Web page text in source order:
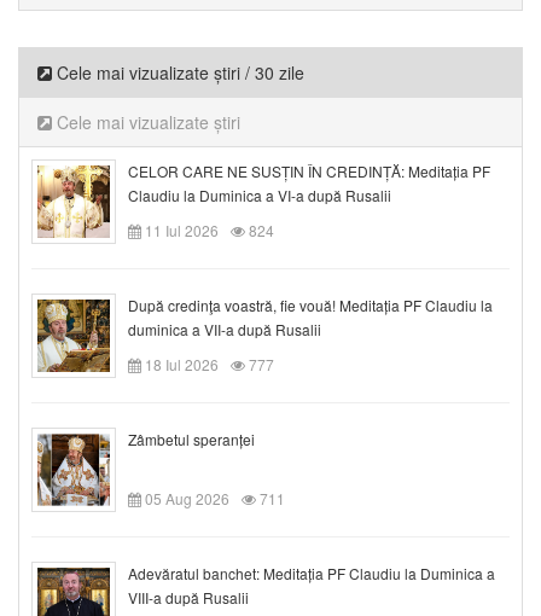
Cele mai vizualizate știri / 30 zile
Cele mai vizualizate știri
CELOR CARE NE SUSȚIN ÎN CREDINȚĂ: Meditația PF
Claudiu la Duminica a VI-a după Rusalii
11 Iul 2026
824
După credinţa voastră, fie vouă! Meditația PF Claudiu la
duminica a VII-a după Rusalii
18 Iul 2026
777
Zâmbetul speranței
05 Aug 2026 711
Adevăratul banchet: Meditația PF Claudiu la Duminica a
VIII-a după Rusalii